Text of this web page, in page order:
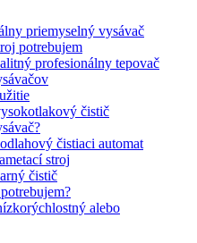
priemyselný vysávač
potrebujem
profesionálny tepovač
čistič
čistiaci automat
stroj
čistič
alebo